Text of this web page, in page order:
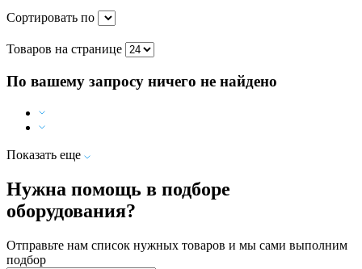
Сортировать по
Товаров на странице
По вашему запросу ничего не найдено
Показать еще
Нужна помощь в подборе
оборудования?
Отправьте нам список нужных товаров и мы сами выполним
подбор